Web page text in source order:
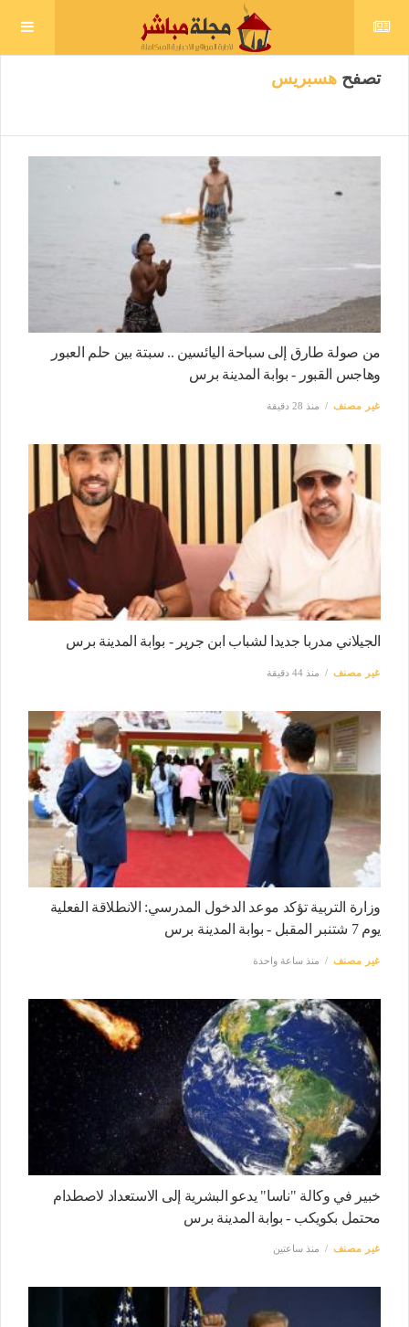
تصفح هسبريس
من صولة طارق إلى سباحة اليائسين .. سبتة بين حلم العبور
وهاجس القبور - بوابة المدينة برس
غير مصنف منذ 28 دقيقة
الجيلاني مدربا جديدا لشباب ابن جرير - بوابة المدينة برس
غير مصنف منذ 44 دقيقة
وزارة التربية تؤكد موعد الدخول المدرسي: الانطلاقة الفعلية
يوم 7 شتنبر المقبل - بوابة المدينة برس
غير مصنف منذ ساعة واحدة
خبير في وكالة "ناسا" يدعو البشرية إلى الاستعداد لاصطدام
محتمل بكويكب - بوابة المدينة برس
غير مصنف منذ ساعتين